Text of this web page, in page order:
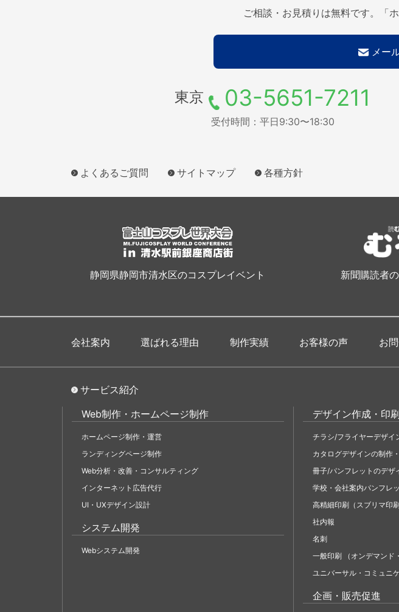
ご相談・お見積りは無料です。「
メー
東京 03-5651-7211
受付時間：平日9:30〜18:30
よくあるご質問 サイトマップ 各種方針
静岡県静岡市清水区のコスプレイベント 新聞購読者
会社案内 選ばれる理由 制作実績 お客様の声 お
サービス紹介
Web制作・ホームページ制作
ホームページ制作・運営
ランディングページ制作
Web分析・改善・コンサルティング
インターネット広告代行
UI・UXデザイン設計
システム開発
Webシステム開発
デザイン作成・印
チラシ/フライヤーデザイ
カタログデザインの制作
冊子/パンフレットのデザ
学校・会社案内パンフレ
高精細印刷（スブリマ印刷
社内報
名刺
一般印刷 （オンデマンド
ユニバーサル・コミュニ
企画・販売促進